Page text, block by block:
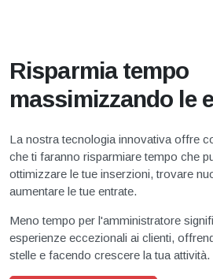
Risparmia tempo
massimizzando le
La nostra tecnologia innovativa offre
che ti faranno risparmiare tempo che
ottimizzare le tue inserzioni, trovare
aumentare le tue entrate.
Meno tempo per l'amministratore
esperienze eccezionali ai clienti,
stelle e facendo crescere la tua attività.